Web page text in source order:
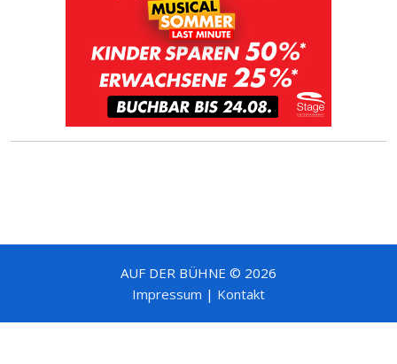
AUF DER BÜHNE © 2026
Impressum | Kontakt